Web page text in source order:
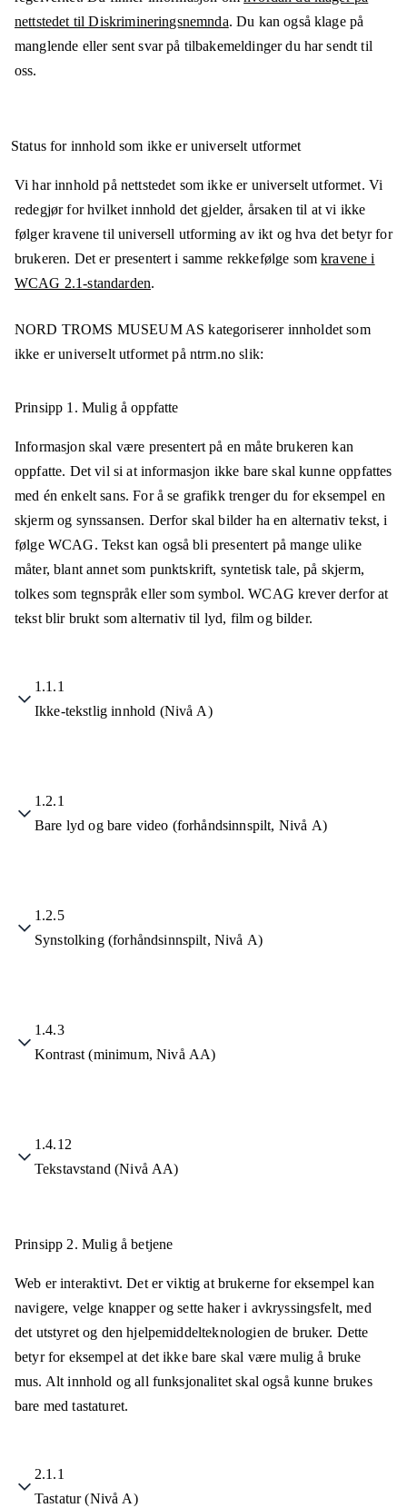
nettstedet til Diskrimineringsnemnda. Du kan også klage på
manglende eller sent svar på tilbakemeldinger du har sendt til
oss.
Status for innhold som ikke er universelt utformet
Vi har innhold på nettstedet som ikke er universelt utformet. Vi
redegjør for hvilket innhold det gjelder, årsaken til at vi ikke
følger kravene til universell utforming av ikt og hva det betyr for
brukeren. Det er presentert i samme rekkefølge somkravene i
WCAG 2.1-standarden.
NORD TROMS MUSEUM AS kategoriserer innholdet som
ikke er universelt utformet på ntrm.no slik:
Prinsipp 1. Mulig å oppfatte
Informasjon skal være presentert på en måte brukeren kan
oppfatte. Det vil si at informasjon ikke bare skal kunne oppfattes
med én enkelt sans. For å se grafikk trenger du for eksempel en
skjerm og synssansen. Derfor skal bilder ha en alternativ tekst, i
følge WCAG. Tekst kan også bli presentert på mange ulike
måter, blant annet som punktskrift, syntetisk tale, på skjerm,
tolkes som tegnspråk eller som symbol. WCAG krever derfor at
tekst blir brukt som alternativ til lyd, film og bilder.
1.1.1
Ikke-tekstlig innhold (Nivå A)
1.2.1
Bare lyd og bare video (forhåndsinnspilt, Nivå A)
1.2.5
Synstolking (forhåndsinnspilt, Nivå A)
1.4.3
Kontrast (minimum, Nivå AA)
1.4.12
Tekstavstand (Nivå AA)
Prinsipp 2. Mulig å betjene
Web er interaktivt. Det er viktig at brukerne for eksempel kan
navigere, velge knapper og sette haker i avkryssingsfelt, med
det utstyret og den hjelpemiddelteknologien de bruker. Dette
betyr for eksempel at det ikke bare skal være mulig å bruke
mus. Alt innhold og all funksjonalitet skal også kunne brukes
bare med tastaturet.
2.1.1
Tastatur (Nivå A)